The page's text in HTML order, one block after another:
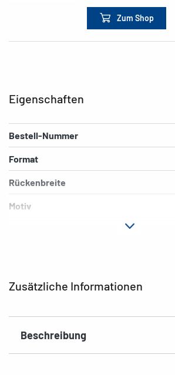
Zum Shop
Zusätzliche Informationen
Beschreibung
Eigenschaften
Bestell-Nummer
Format
Rückenbreite
Motiv